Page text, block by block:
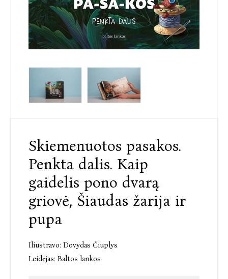
Skiemenuotos pasakos.
Penkta dalis. Kaip
gaidelis pono dvarą
griovė, Šiaudas žarija ir
pupa
Iliustravo: Dovydas Čiuplys
Leidėjas: Baltos lankos